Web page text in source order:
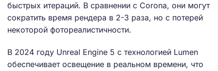
быстрых итераций. В сравнении с Corona, они могут
сократить время рендера в 2-3 раза, но с потерей
некоторой фотореалистичности.
В 2024 году Unreal Engine 5 с технологией Lumen
обеспечивает освещение в реальном времени, что